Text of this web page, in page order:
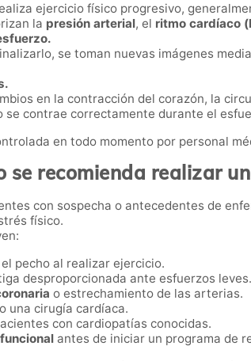
ejercicio físico progresivo,
la presión arterial, el ritmo cardíaco
se toman nuevas imágenes
en la contracción del corazón, la
se contrae correctamente durante el
en todo momento por personal
se recomienda realizar
con sospecha o antecedentes de
físico.
pecho al realizar ejercicio.
desproporcionada ante esfuerzos leves.
o estrechamiento de las arterias.
o una cirugía cardíaca.
con cardiopatías conocidas.
antes de iniciar un programa de